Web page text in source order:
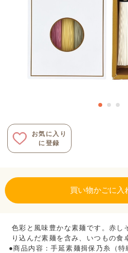
お気に入り
に登録
買い物かごに入
色彩と風味豊かな素麺です。赤し
り込んだ素麺を含み、いつもの食
●商品内容：手延素麺揖保乃糸（特